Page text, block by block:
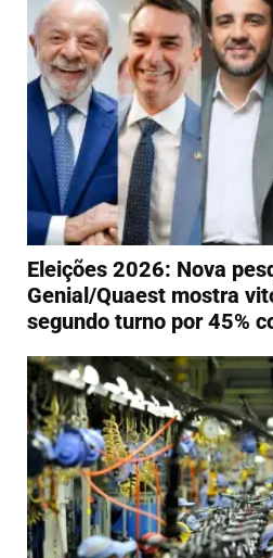
Eleições 2026: Nova
Genial/Quaest mostra
segundo turno por 45%